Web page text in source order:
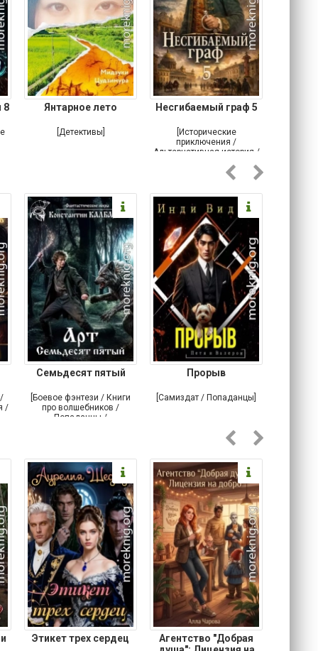
8 Янтарное лето
[Детективы]
Несгибаемый граф 5
[Исторические
приключения /
Альтернативная история /
/
Семьдесят пятый
[Боевое фэнтези / Книги
про волшебников /
Попаданцы /
Прорыв
[Самиздат / Попаданцы]
Этикет трех сердец
Агентство "Добрая